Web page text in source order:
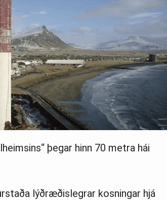
þegar hinn 70 metra hái
lýðræðislegrar kosningar hjá